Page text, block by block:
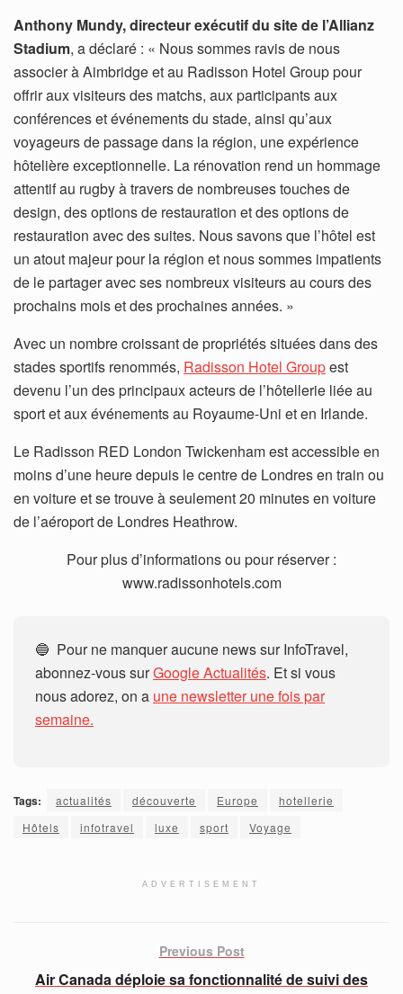
Anthony Mundy, directeur exécutif du site de l’Allianz
Stadium, a déclaré : « Nous sommes ravis de nous
associer à Aimbridge et au Radisson Hotel Group pour
offrir aux visiteurs des matchs, aux participants aux
conférences et événements du stade, ainsi qu’aux
voyageurs de passage dans la région, une expérience
hôtelière exceptionnelle. La rénovation rend un hommage
attentif au rugby à travers de nombreuses touches de
design, des options de restauration et des options de
restauration avec des suites. Nous savons que l’hôtel est
un atout majeur pour la région et nous sommes impatients
de le partager avec ses nombreux visiteurs au cours des
prochains mois et des prochaines années. »
Avec un nombre croissant de propriétés situées dans des
stades sportifs renommés, Radisson Hotel Groupest
devenu l’un des principaux acteurs de l’hôtellerie liée au
sport et aux événements au Royaume-Uni et en Irlande.
Le Radisson RED London Twickenham est accessible en
moins d’une heure depuis le centre de Londres en train ou
en voiture et se trouve à seulement 20 minutes en voiture
de l’aéroport de Londres Heathrow.
Pour plus d’informations ou pour réserver :
www.radissonhotels.com
🔵 Pour ne manquer aucune news sur InfoTravel,
abonnez-vous surGoogle Actualités. Et si vous
nous adorez, on a une newsletter une fois par
semaine.
Tags: actualités découverte Europe
hotellerie
Hôtels
infotravel luxe sport Voyage
ADVERTISEMENT
Previous Post
Air Canada déploie sa fonctionnalité de suivi des